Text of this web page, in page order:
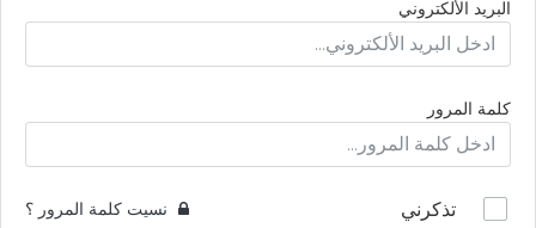
البريد الألكتروني
كلمة المرور
تذكرني نسيت كلمة المرور ؟